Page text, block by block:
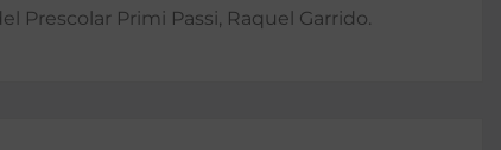
Prescolar Primi Passi, Raquel Garrido.